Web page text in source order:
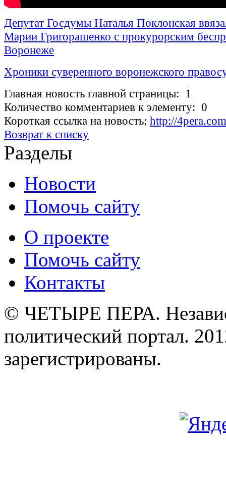
Депутат Госдумы Наталья Поклонская
Марии Григорашенко с прокурорским
Воронеже
Хроники суверенного воронежского
Главная новость главной страницы: 1
Количество комментариев к элементу: 0
Короткая ссылка на новость: http://
Возврат к списку
Разделы
Новости
Помочь сайту
О проекте
Помочь сайту
Контакты
© ЧЕТЫРЕ ПЕРА.
политический портал.
зарегистрированы.